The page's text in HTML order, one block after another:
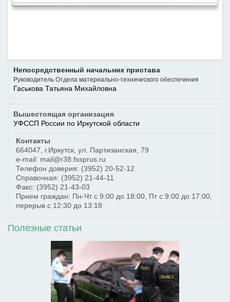
Непосредственный начальник пристава
Руководитель Отдела материально-технического обеспечения
Гаськова Татьяна Михайловна
Вышестоящая организация
УФССП России по Иркутской области
Контакты
664047
г.Иркутск ул. Партизанская, 79
e-mail: mail@r38.fssprus.ru
Телефон доверия: (3952) 20-52-12
Справочная: (3952) 21-44-11
Факс: (3952) 21-43-03
Прием граждан: Пн-Чт с 9:00 до 18:00, Пт с 9:00 до 17:00,
перерыв с 12:30 до 13:18
Полезные статьи